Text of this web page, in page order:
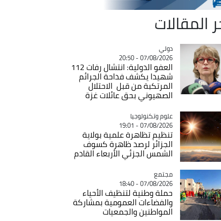
المقالات
Catégorie
دولي
07/08/2026 - 20:50
العفو الدولية: انتشال رفات 112
شهيدا يكشف فداحة الجرائم
المرتكبة من قبل الاحتلال
الصهيوني بحق عائلات غزة
Catégorie
علوم وتكنولوجيا
07/08/2026 - 19:01
تنظيم تظاهرة علمية بولاية
الجزائر لرصد ظاهرة كسوف
الشمس الجزئي الأربعاء القادم
Catégorie
مجتمع
07/08/2026 - 18:40
حملة وطنية لتنظيف الأحياء
والفضاءات العمومية بمشاركة
المواطنين والجمعيات